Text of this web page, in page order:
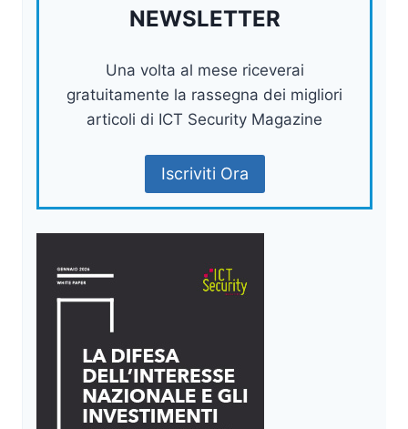
NEWSLETTER
Una volta al mese riceverai
gratuitamente la rassegna dei migliori
articoli di ICT Security Magazine
Iscriviti Ora